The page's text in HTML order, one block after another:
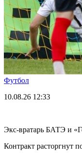
Футбол
10.08.26 12:33
Экс-вратарь БАТЭ и
Контракт расторгнут